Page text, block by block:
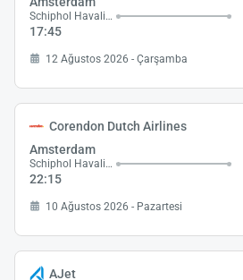
Schiphol Havalimanı
17:45
12 Ağustos 2026 - Çarşamba
Corendon Dutch Airlines
Amsterdam
Schiphol Havalimanı
22:15
10 Ağustos 2026 - Pazartesi
AJet